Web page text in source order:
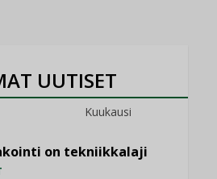
UUTISET
Kuukausi
on tekniikkalaji